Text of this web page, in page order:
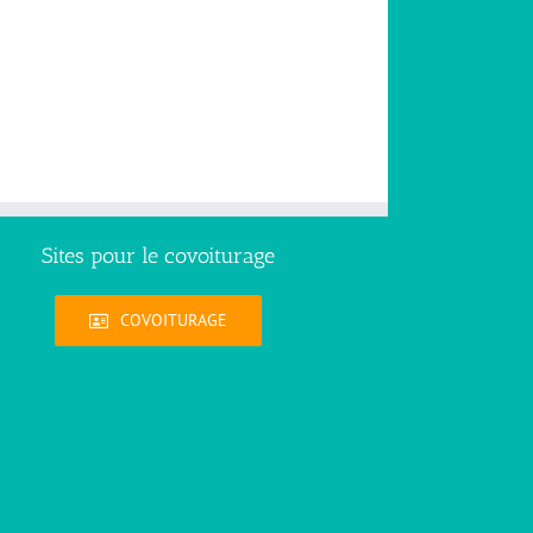
Sites pour le covoiturage
COVOITURAGE